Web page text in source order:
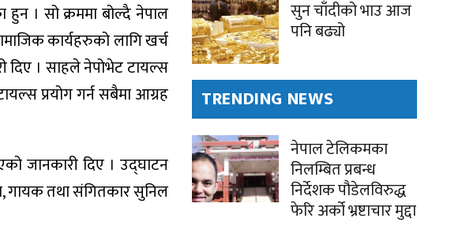
। सो क्रममा बोल्दै नेपाल
कार्यहरुको लागि खर्च
दिए । साहले नेपोभेट टायल्स
प्रयोग गर्न सबैमा आग्रह
जानकारी दिए । उद्घाटन
गायक तथा संगितकार सुनिल
सुन चाँदीको भाउ आज
पनि बढ्यो
TRENDING NEWS
नेपाल टेलिकमका
निलम्बित प्रबन्ध
निर्देशक पौडेलविरुद्ध
फेरि अर्को भ्रष्टाचार मुद्दा